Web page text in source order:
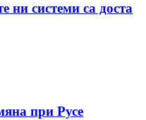
ни системи са доста
при Русе